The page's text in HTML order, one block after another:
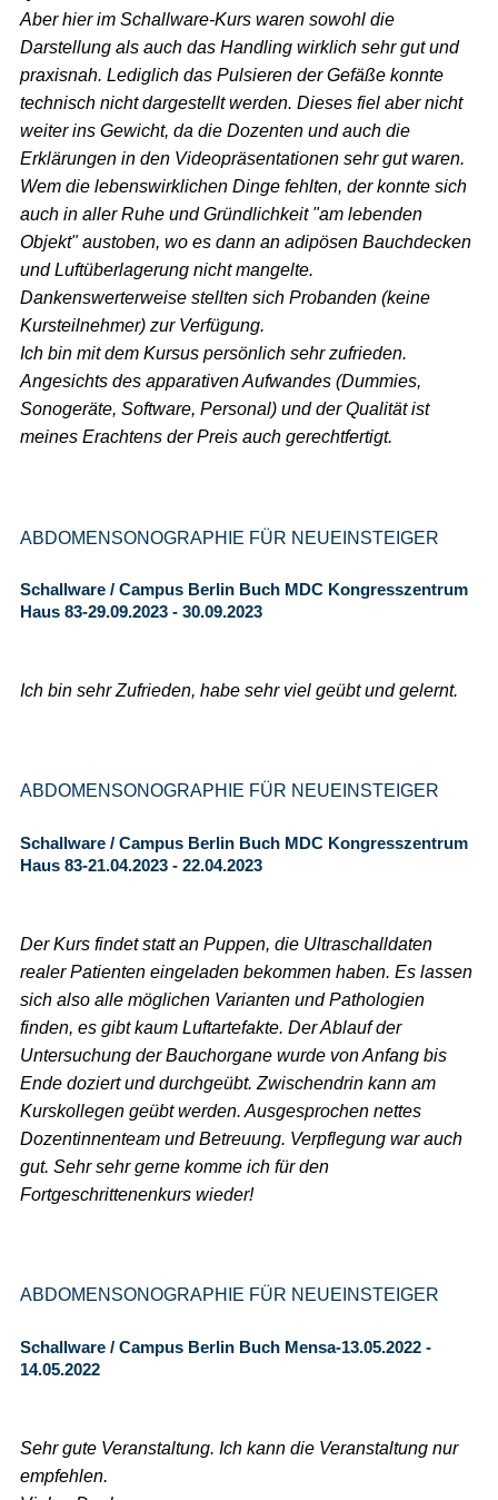
Aber hier im Schallware-Kurs waren sowohl die
Darstellung als auch das Handling wirklich sehr gut und
praxisnah. Lediglich das Pulsieren der Gefäße konnte
technisch nicht dargestellt werden. Dieses fiel aber nicht
weiter ins Gewicht, da die Dozenten und auch die
Erklärungen in den Videopräsentationen sehr gut waren.
Wem die lebenswirklichen Dinge fehlten, der konnte sich
auch in aller Ruhe und Gründlichkeit "am lebenden
Objekt" austoben, wo es dann an adipösen Bauchdecken
und Luftüberlagerung nicht mangelte.
Dankenswerterweise stellten sich Probanden (keine
Kursteilnehmer) zur Verfügung.
Ich bin mit dem Kursus persönlich sehr zufrieden.
Angesichts des apparativen Aufwandes (Dummies,
Sonogeräte, Software, Personal) und der Qualität ist
meines Erachtens der Preis auch gerechtfertigt.
ABDOMENSONOGRAPHIE FÜR NEUEINSTEIGER
Schallware / Campus Berlin Buch MDC Kongresszentrum
Haus 83-29.09.2023 - 30.09.2023
Ich bin sehr Zufrieden, habe sehr viel geübt und gelernt.
ABDOMENSONOGRAPHIE FÜR NEUEINSTEIGER
Schallware / Campus Berlin Buch MDC Kongresszentrum
Haus 83-21.04.2023 - 22.04.2023
Der Kurs findet statt an Puppen, die Ultraschalldaten
realer Patienten eingeladen bekommen haben. Es lassen
sich also alle möglichen Varianten und Pathologien
finden, es gibt kaum Luftartefakte. Der Ablauf der
Untersuchung der Bauchorgane wurde von Anfang bis
Ende doziert und durchgeübt. Zwischendrin kann am
Kurskollegen geübt werden. Ausgesprochen nettes
Dozentinnenteam und Betreuung. Verpflegung war auch
gut. Sehr sehr gerne komme ich für den
Fortgeschrittenenkurs wieder!
ABDOMENSONOGRAPHIE FÜR NEUEINSTEIGER
Schallware / Campus Berlin Buch Mensa-13.05.2022 -
14.05.2022
Sehr gute Veranstaltung. Ich kann die Veranstaltung nur
empfehlen.